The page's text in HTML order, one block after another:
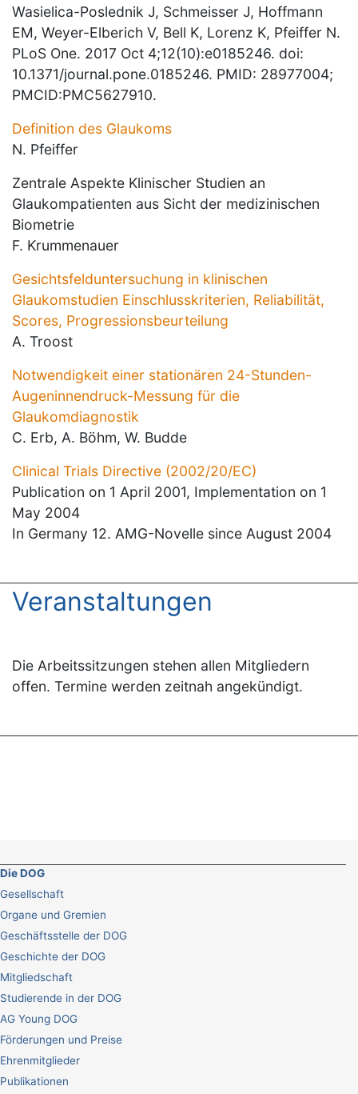
Wasielica-Poslednik J, Schmeisser J, Hoffmann
EM, Weyer-Elberich V, Bell K, Lorenz K, Pfeiffer N.
PLoS One. 2017 Oct 4;12(10):e0185246. doi:
10.1371/journal.pone.0185246. PMID: 28977004;
PMCID:PMC5627910.
Definition des Glaukoms
N. Pfeiffer
Zentrale Aspekte Klinischer Studien an
Glaukompatienten aus Sicht der medizinischen
Biometrie
F. Krummenauer
Gesichtsfelduntersuchung in klinischen
Glaukomstudien Einschlusskriterien, Reliabilität,
Scores, Progressionsbeurteilung
A. Troost
Notwendigkeit einer stationären 24-Stunden-
Augeninnendruck-Messung für die
Glaukomdiagnostik
C. Erb, A. Böhm, W. Budde
Clinical Trials Directive (2002/20/EC)
Publication on 1 April 2001, Implementation on 1
May 2004
In Germany 12. AMG-Novelle since August 2004
Veranstaltungen
Die Arbeitssitzungen stehen allen Mitgliedern
offen. Termine werden zeitnah angekündigt.
Die DOG
Gesellschaft
Organe und Gremien
Geschäftsstelle der DOG
Geschichte der DOG
Mitgliedschaft
Studierende in der DOG
AG Young DOG
Förderungen und Preise
Ehrenmitglieder
Publikationen